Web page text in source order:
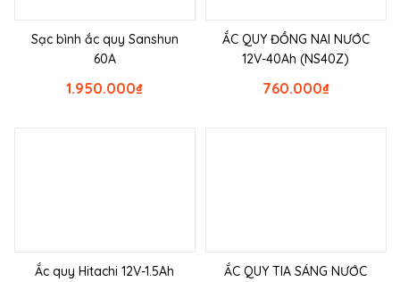
Sạc bình ắc quy Sanshun
60A
₫
1.950.000
ẮC QUY ĐỒNG NAI NƯỚC
12V-40Ah (NS40Z)
₫
760.000
Ắc quy Hitachi 12V-1.5Ah
ẮC QUY TIA SÁNG NƯỚC